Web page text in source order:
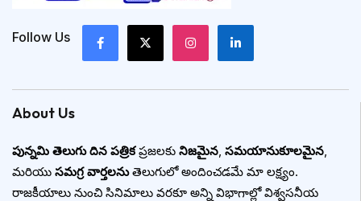
Follow Us
About Us
పున్నమి తెలుగు దిన పత్రికప్రజలకు నిజమైన సమయానుకూలమైన
మరియు సమగ్ర వార్తలనుతెలుగులో అందించడమే మా లక్ష్యం.
రాజకీయాలు నుంచి సినిమాలు వరకూ అన్ని విభాగాల్లో విశ్వసనీయ